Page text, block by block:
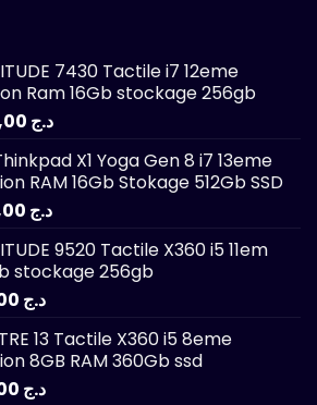
7430 Tactile i7 12eme
Ram 16Gb stockage 256gb
د.ج
X1 Yoga Gen 8 i7 13eme
RAM 16Gb Stokage 512Gb SSD
د.ج
9520 Tactile X360 i5 11em
stockage 256gb
د.ج
13 Tactile X360 i5 8eme
8GB RAM 360Gb ssd
د.ج